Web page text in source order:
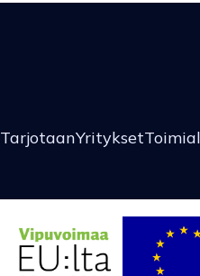
TarjotaanYritykset